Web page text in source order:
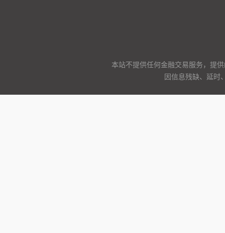
本站不提供任何金融交易服务，提
因信息残缺、延时